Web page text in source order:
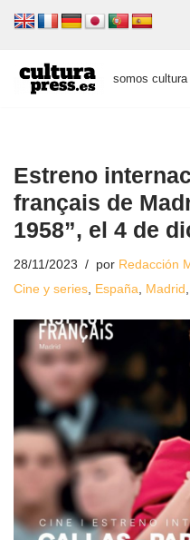
al
contenido
somos cultura
Estreno
français de
1958”, el 4 de
28/11/2023 por Redacción
Cine y series España Madrid